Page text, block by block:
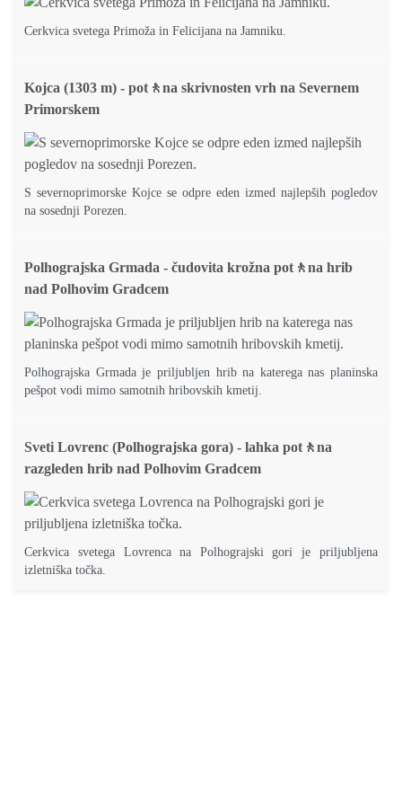
Cerkvica svetega Primoža in Felicijana na Jamniku.
Kojca (1303 m) - pot🚶na skrivnosten vrh na Severnem
Primorskem
S severnoprimorske Kojce se odpre eden izmed najlepših pogledov
na sosednji Porezen.
Polhograjska Grmada - čudovita krožna pot🚶na hrib
nad Polhovim Gradcem
Polhograjska Grmada je priljubljen hrib na katerega nas planinska
pešpot vodi mimo samotnih hribovskih kmetij.
Sveti Lovrenc (Polhograjska gora) - lahka pot🚶na
razgleden hrib nad Polhovim Gradcem
Cerkvica svetega Lovrenca na Polhograjski gori je priljubljena
izletniška točka.